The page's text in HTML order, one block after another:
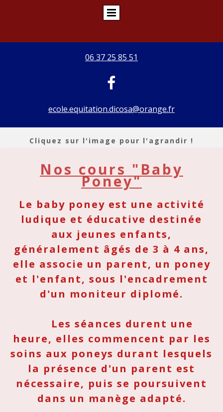
06 37 25 85 51

ecole.equitation.dicosa@orange.fr
Cliquez sur l'image pour l'agrandir !
Nos cours "Baby
Poney"
Le baby poney est une activité
ludique et éducative destinée
aux jeunes enfants,
généralement âgés de 3 à 4 ans,
elle associe un parent, un poney
et l'enfant, sous l'encadrement
d'un moniteur diplomé.
Les séances durent une
heure, elles commencent par les
soins aux poneys durant lesquels
la présence d'un parent est
nécessaire, puis se poursuivent
dans un manège adapté.